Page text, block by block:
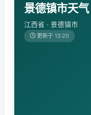
景德镇市天
江西省 · 景德镇市
更新于 13:20